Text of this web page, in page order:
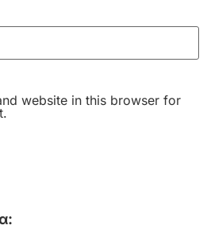
website in this browser for